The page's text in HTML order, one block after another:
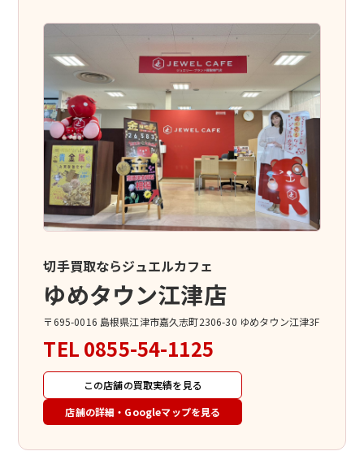
切手買取ならジュエルカフェ
ゆめタウン江津店
〒695-0016 島根県江津市嘉久志町2306-30 ゆめタウン江津3F
TEL 0855-54-1125
この店舗の買取実績を見る
店舗の詳細・Googleマップを見る